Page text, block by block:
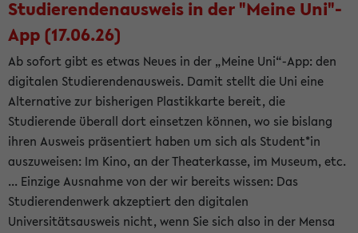
Studierendenausweis in der "Meine Uni"-
App (17.06.26)
Ab sofort gibt es etwas Neues in der „Meine Uni“-App: den
digitalen Studierendenausweis. Damit stellt die Uni eine
Alternative zur bisherigen Plastikkarte bereit, die
Studierende überall dort einsetzen können, wo sie bislang
ihren Ausweis präsentiert haben um sich als Student*in
auszuweisen: Im Kino, an der Theaterkasse, im Museum, etc.
... Einzige Ausnahme von der wir bereits wissen: Das
Studierendenwerk akzeptiert den digitalen
Universitätsausweis nicht, wenn Sie sich also in der Mensa